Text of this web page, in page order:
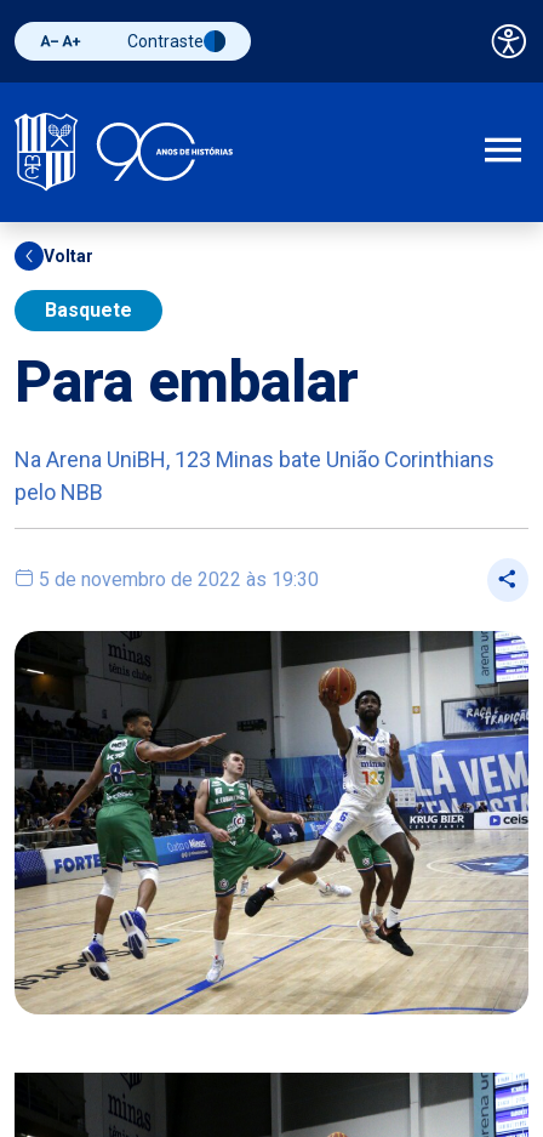
Diminuir fonte
Aumentar fonteAlternar contraste
Contraste
Voltar
Basquete
Para embalar
Na Arena UniBH, 123 Minas bate União Corinthians
pelo NBB
5 de novembro de 2022 às 19:30